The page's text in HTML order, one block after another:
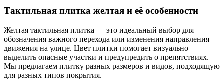
Тактильная плитка желтая и её особенности
Желтая тактильная плитка — это идеальный выбор для
обозначения важного перехода или изменения направления
движения на улице. Цвет плитки помогает визуально
выделить опасные участки и предупредить о препятствиях.
Мы предлагаем плитку разных размеров и видов, подходящую
для разных типов покрытия.